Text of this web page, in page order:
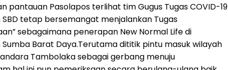
pantauan Pasolapos terlihat tim Gugus Tugas COVID-19
tetap bersemangat menjalankan Tugas
sebagaimana penerapan New Normal Life di
Barat Daya.Terutama dititik pintu masuk wilayah
Tambolaka sebagai gerbang menuju